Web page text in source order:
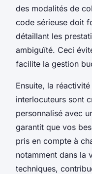
des modalités de
code sérieuse doit
détaillant les
ambiguïté. Ceci
facilite la gestion
Ensuite, la
interlocuteurs sont
personnalisé avec
garantit que vos
pris en compte à
notamment dans la
techniques,